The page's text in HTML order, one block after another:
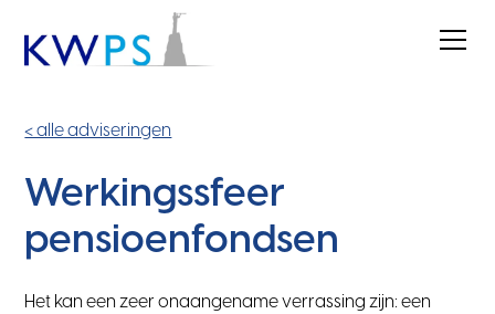
< alle adviseringen
Werkingssfeer
pensioenfondsen
Het kan een zeer onaangename verrassing zijn: een